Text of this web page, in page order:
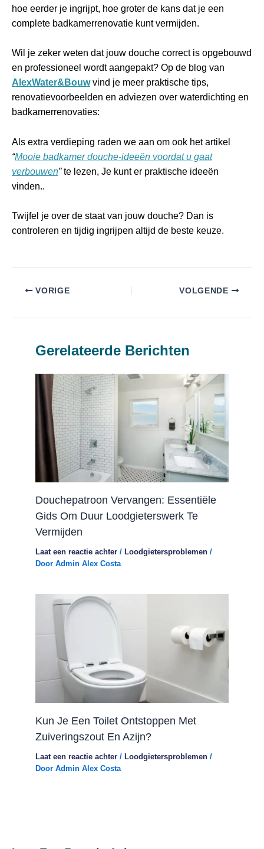
hoe eerder je ingrijpt, hoe groter de kans dat je een
complete badkamerrenovatie kunt vermijden.
Wil je zeker weten dat jouw douche correct is opgebouwd
en professioneel wordt aangepakt? Op de blog van
AlexWater&Bouwvind je meer praktische tips,
renovatievoorbeelden en adviezen over waterdichting en
badkamerrenovaties:
Als extra verdieping raden we aan om ook het artikel
“Mooie badkamer douche-ideeën voordat u gaat
verbouwen”te lezen, Je kunt er praktische ideeën
vinden..
Twijfel je over de staat van jouw douche? Dan is
controleren en tijdig ingrijpen altijd de beste keuze.
VORIGE VOLGENDE
Gerelateerde Berichten
Douchepatroon Vervangen: Essentiële
Gids Om Duur Loodgieterswerk Te
Vermijden
Laat een reactie achter / Loodgietersproblemen /
Door Admin Alex Costa
Kun Je Een Toilet Ontstoppen Met
Zuiveringszout En Azijn?
Laat een reactie achter / Loodgietersproblemen /
Door Admin Alex Costa